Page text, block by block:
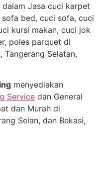
Jasa cuci karpet
bed, cuci sofa, cuci
kursi makan, cuci jok
poles parquet di
Selatan,
menyediakan
Service dan General
dan Murah di
Selan, dan Bekasi,